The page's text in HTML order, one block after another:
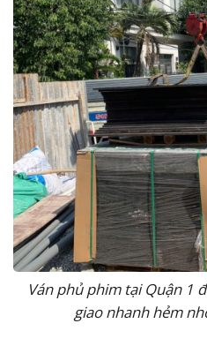
Ván phủ phim tại Quận 1
giao nhanh hẻm